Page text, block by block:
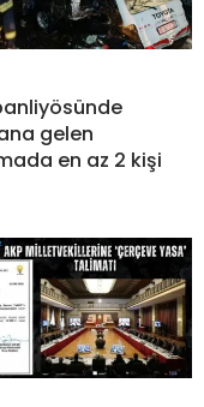
gelen
en az 2 kişi